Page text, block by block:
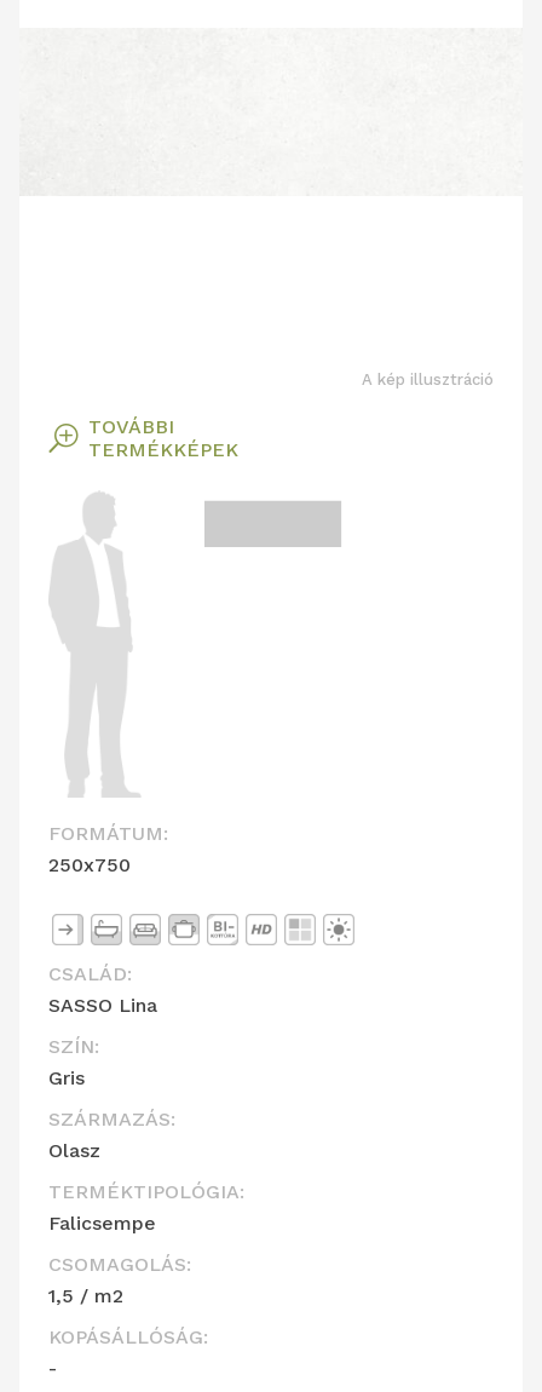
A kép illusztráció
T TOVÁBBI
TERMÉKKÉPEK
FORMÁTUM:
250x750
CSALÁD:
SASSO Lina
SZÍN:
Gris
SZÁRMAZÁS:
Olasz
TERMÉKTIPOLÓGIA:
Falicsempe
CSOMAGOLÁS:
1,5 / m2
KOPÁSÁLLÓSÁG:
-